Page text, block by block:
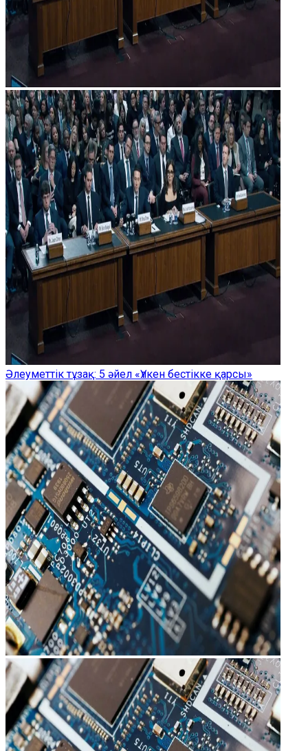
Әлеуметтік тұзақ: 5 әйел «Үлкен бестікке қарсы»